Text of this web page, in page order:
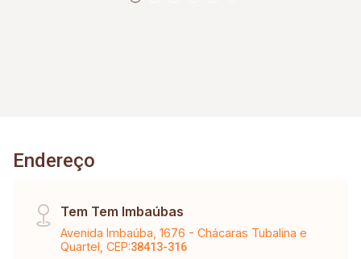
Endereço
Tem Tem Imbaúbas
Avenida Imbaúba, 1676 - Chácaras Tubalina e
Quartel, CEP:38413-316